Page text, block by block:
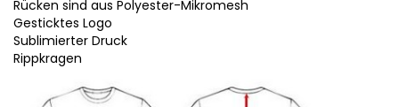
Rücken sind aus Polyester-Mikromesh
Gesticktes Logo
Sublimierter Druck
Rippkragen